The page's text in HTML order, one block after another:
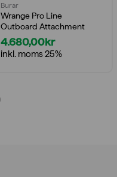
Burar
Wrange Pro Line
Outboard Attachment
4.680,00kr
inkl. moms 25%